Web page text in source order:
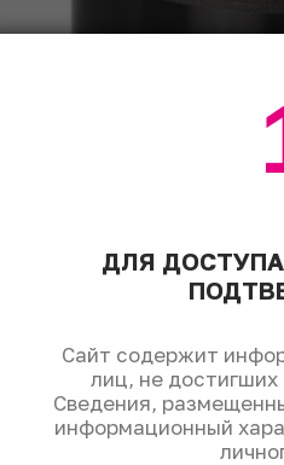
ДЛЯ
Сайт содержит
лиц, не достигших
Сведения,
информационный